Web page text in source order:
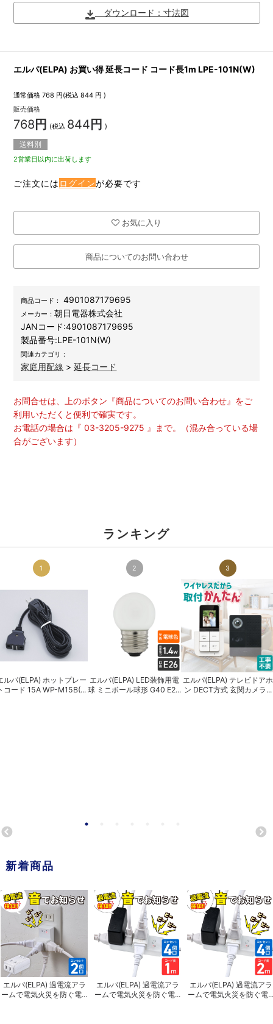
ダウンロード：寸法図
エルパ(ELPA) お買い得 延長コード コード長1m LPE-101N(W)
通常価格 768 円(税込844 円 )
販売価格
768 円 (税込 844 円 )
送料別
2営業日以内に出荷します
ご注文には ログインが必要です
お気に入り
商品についてのお問い合わせ
商品コード： 4901087179695
メーカー：朝日電器株式会社
JANコード:4901087179695
製品番号:LPE-101N(W)
関連カテゴリ：
家庭用配線 >延長コード
お問合せは、上のボタン『商品についてのお問い合わせ』をご
利用いただくと便利で確実です。
お電話の場合は『 03-3205-9275 』まで。（混み合っている場
合がございます）
ランキング
1
ルパ(ELPA) ホットプレー
コード 15A WP-M15B(...
2
エルパ(ELPA) LED装飾用電
球 ミニボール球形 G40 E2...
3
エルパ(ELPA) テレビドアホ
ン DECT方式 玄関カメラ...
新着商品
エルパ(ELPA) 過電流アラ
ームで電気火災を防ぐ電...
エルパ(ELPA) 過電流アラ
ームで電気火災を防ぐ電...
エルパ(ELPA) 過電流アラ
ームで電気火災を防ぐ電